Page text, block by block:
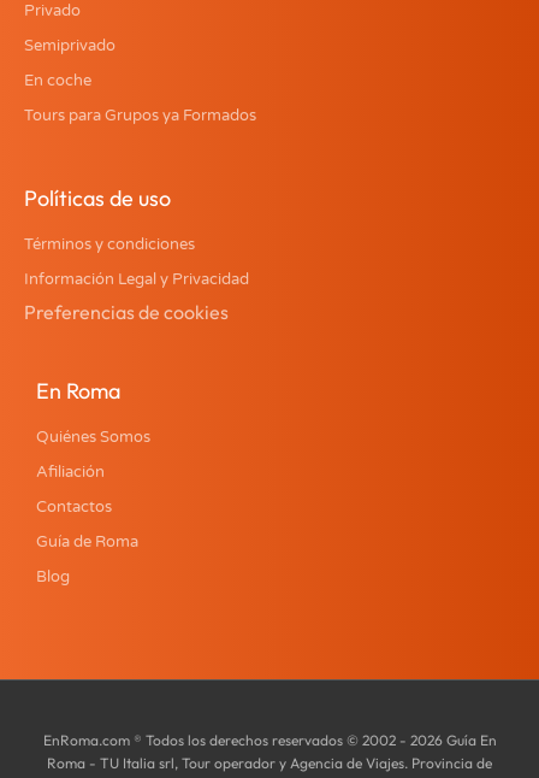
Privado
Semiprivado
En coche
Tours para Grupos ya Formados
Políticas de uso
Términos y condiciones
Información Legal y Privacidad
Preferencias de cookies
En Roma
Quiénes Somos
Afiliación
Contactos
Guía de Roma
Blog
EnRoma.com ® Todos los derechos reservados © 2002 - 2026 Guía En
Roma - TU Italia srl, Tour operador y Agencia de Viajes. Provincia de